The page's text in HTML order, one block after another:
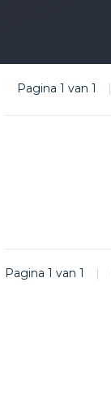
Pagina 1 van 1 |
Pagina 1 van 1 |